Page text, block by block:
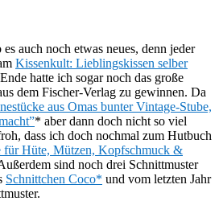
es auch noch etwas neues, denn jeder
Kissenkult: Lieblingskissen selber
hatte ich sogar noch das große
dem Fischer-Verlag zu gewinnen. Da
aus Omas bunter Vintage-Stube,
* aber dann doch nicht so viel
dass ich doch nochmal zum Hutbuch
für Hüte, Mützen, Kopfschmuck &
sind noch drei Schnittmuster
Schnittchen Coco* und vom letzten Jahr